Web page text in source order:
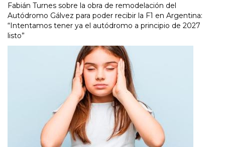
Fabián Turnes sobre la obra de remodelación del
Autódromo Gálvez para poder recibir la F1 en Argentina:
“Intentamos tener ya el autódromo a principio de 2027
listo”